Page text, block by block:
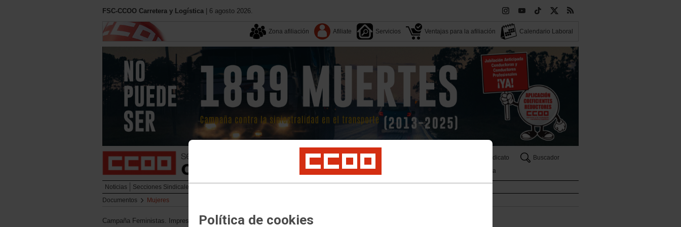
Política de cookies
FSC-CCOO Carretera y Logística | 6 agosto 2026.
Zona afiliación Afiliate Servicios Ventajas para la afiliación Calendario Laboral
Aquí estamos Tu Sindicato
Buscador
Territorios
Tribuna
Noticias Secciones Sindicales
Documentos
Mujeres
Campaña Feministas. Imprescindibles